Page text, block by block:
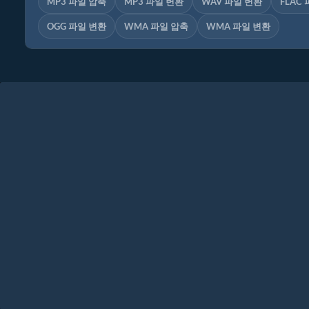
OGG 파일 변환 WMA 파일 압축 WMA 파일 변환